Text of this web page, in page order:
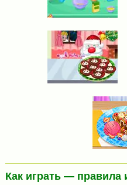
Как играть — правила